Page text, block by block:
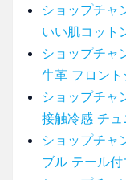
ショップチ
いい肌コット
ショップチ
牛革 フロン
ショップチ
接触冷感 チュ
ショップチ
ブル テール